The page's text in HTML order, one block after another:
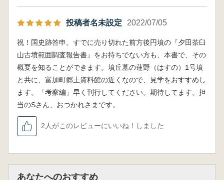
投稿者名未設定 2022/07/05
祝！国史跡答申。すでに売り切れた前方後円墳の『夕田茶臼
山古墳範囲調査報告書』をお持ちでない方も、本書で、その
概要を知ることができます。墳丘墓の蓮野（はすの）1号墳
と共に、富加町郷土資料館の近くなので、見学をおすすめし
ます。「考察編」早く刊行してください。期待してます。担
当のSさん、おつかれさまです。
2人がこのレビューにいいね！しました
あなたへのおすすめ